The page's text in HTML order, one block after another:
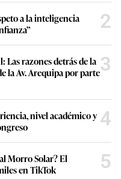
a la inteligencia
2
razones detrás de la
la Av. Arequipa por parte3
nivel académico y 4
Morro Solar? El
en TikTok
5